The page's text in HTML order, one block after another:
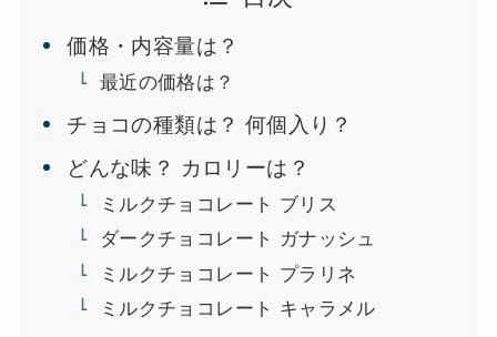
価格・内容量は？
最近の価格は？
チョコの種類は？ 何個入り？
どんな味？ カロリーは？
ミルクチョコレート ブリス
ダークチョコレート ガナッシュ
ミルクチョコレート プラリネ
ミルクチョコレート キャラメル